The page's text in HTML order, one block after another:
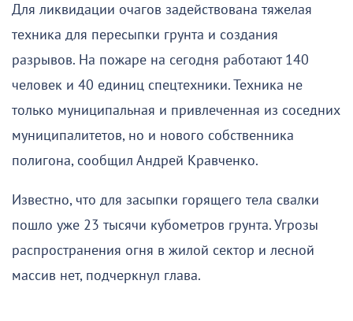
Для ликвидации очагов задействована тяжелая
техника для пересыпки грунта и создания
разрывов. На пожаре на сегодня работают 140
человек и 40 единиц спецтехники. Техника не
только муниципальная и привлеченная из соседних
муниципалитетов, но и нового собственника
полигона, сообщил Андрей Кравченко.
Известно, что для засыпки горящего тела свалки
пошло уже 23 тысячи кубометров грунта. Угрозы
распространения огня в жилой сектор и лесной
массив нет, подчеркнул глава.